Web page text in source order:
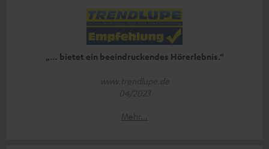
„… bietet ein beeindruckendes Hörerlebnis.“
www.trendlupe.de
04/2023
Mehr...